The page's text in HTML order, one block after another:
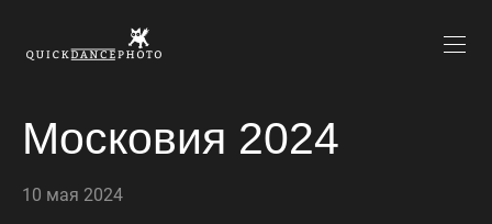
Московия 2024
10 мая 2024